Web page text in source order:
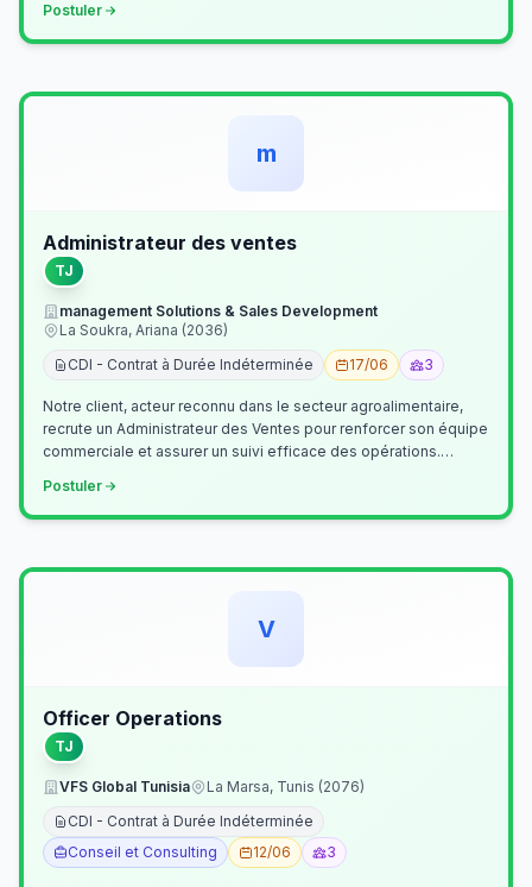
Postuler
m
Administrateur des ventes
TJ
management Solutions & Sales Development
La Soukra, Ariana (2036)
CDI - Contrat à Durée Indéterminée
17/06 3
Notre client, acteur reconnu dans le secteur agroalimentaire,
recrute un Administrateur des Ventes pour renforcer son équipe
commerciale et assurer un suivi efficace des opérations.
Postuler
V
Officer Operations
TJ
VFS Global Tunisia
La Marsa, Tunis (2076)
CDI - Contrat à Durée Indéterminée
Conseil et Consulting
12/06 3